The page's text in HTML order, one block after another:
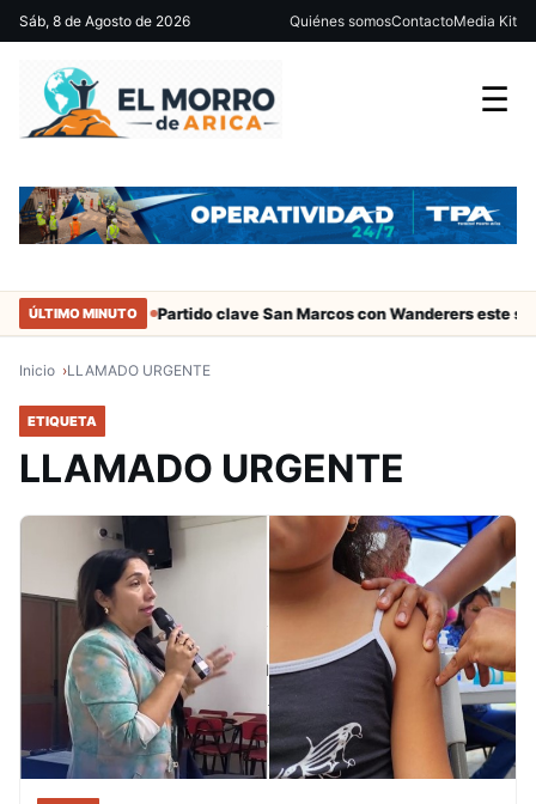
Sáb, 8 de Agosto de 2026 Quiénes somosContactoMedia Kit
☰
ÚLTIMO MINUTO
de Arica Partido clave San Marcos con Wanderers este
Inicio LLAMADO URGENTE
ETIQUETA
LLAMADO URGENTE